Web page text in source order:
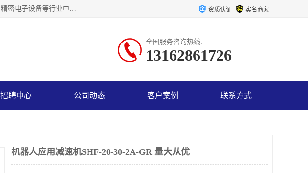
上海浜田实业有限公司专业致力于传动控制行业。面向工业机器人、半导体、机床、船舶、点胶、印刷、精密电子设备等行业中的运动控制技术。为日本哈默纳科（HarmonicDrive简称HD）中国地区定代理商，其生产的HarmonicDrive谐波减速机，具有轻量、小型、传动效率高、减速范围广、精度高等特点，被广泛应用于各种传动系统中。完善的技术，完善的售后，让您的选择无后顾之忧，欢迎您的来电洽谈！ 资质认证 实名商家
全国服务咨询热线:
13162861726
招聘中心 公司动态 客户案例 联系方式
机器人应用减速机SHF-20-30-2A-GR 量大从优